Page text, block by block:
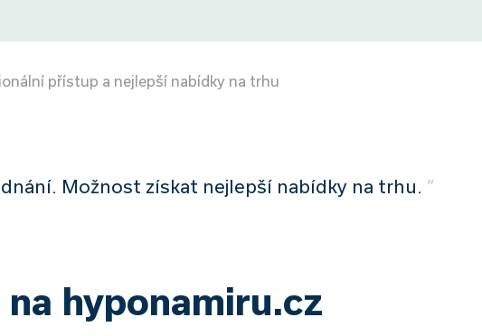
přístup a nejlepší nabídky na trhu
Možnost získat nejlepší nabídky na trhu. ”
hyponamiru.cz